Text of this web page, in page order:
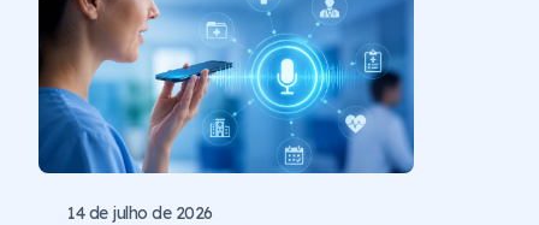
14 de julho de 2026